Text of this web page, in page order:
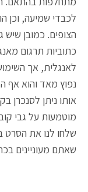
לכבדי שמיעה, וכן
הצופים. כמובן שיש
כתוביות תרגום
לאנגלית, אך
אותו ניתן לסנכרן
מוטמעות על גבי
שלחו לנו את הסרט
שאתם מעוניינים